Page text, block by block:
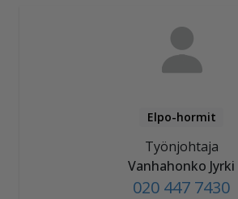
Elpo-hormit
Työnjohtaja
Vanhahonko Jyrki
020 447 7430